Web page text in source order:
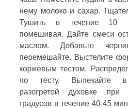
нему молоко и сахар.
Тушить в течение 10
помешивая. Дайте смеси
маслом. Добавьте
перемешайте. Выстелите
коржевым тестом.
по тесту. Выпекайте в
разогретой духовке при
градусов в течение 40-45